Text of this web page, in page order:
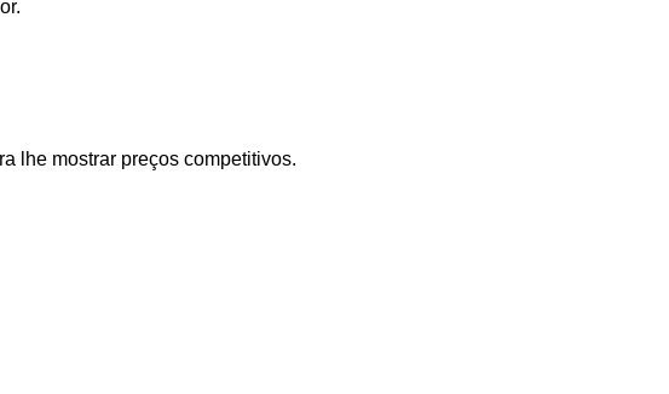
lhe mostrar preços competitivos.